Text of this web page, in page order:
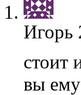
Игорь
стоит
вы